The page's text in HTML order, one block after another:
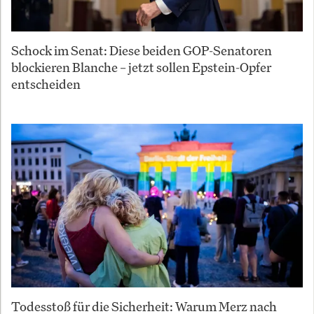
Schock im Senat: Diese beiden GOP-Senatoren
blockieren Blanche – jetzt sollen Epstein-Opfer
entscheiden
Todesstoß für die Sicherheit: Warum Merz nach